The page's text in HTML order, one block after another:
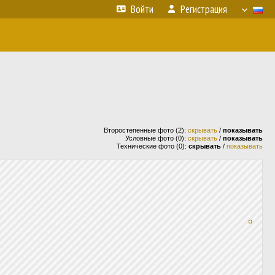
Войти Регистрация
Второстепенные фото (2): скрывать / показывать
Условные фото (0): скрывать / показывать
Технические фото (0): скрывать / показывать
¤